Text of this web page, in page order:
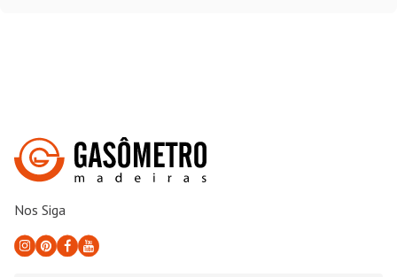
Nos Siga